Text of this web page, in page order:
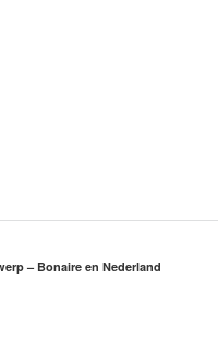
– Bonaire en Nederland